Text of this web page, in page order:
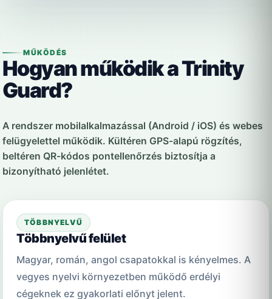
MŰKÖDÉS
Hogyan működik a Trinity
Guard?
A rendszer mobilalkalmazással (Android / iOS) és webes
felügyelettel működik. Kültéren GPS-alapú rögzítés,
beltéren QR-kódos pontellenőrzés biztosítja a
bizonyítható jelenlétet.
TÖBBNYELVŰ
Többnyelvű felület
Magyar, román, angol csapatokkal is kényelmes. A
vegyes nyelvi környezetben működő erdélyi
cégeknek ez gyakorlati előnyt jelent.